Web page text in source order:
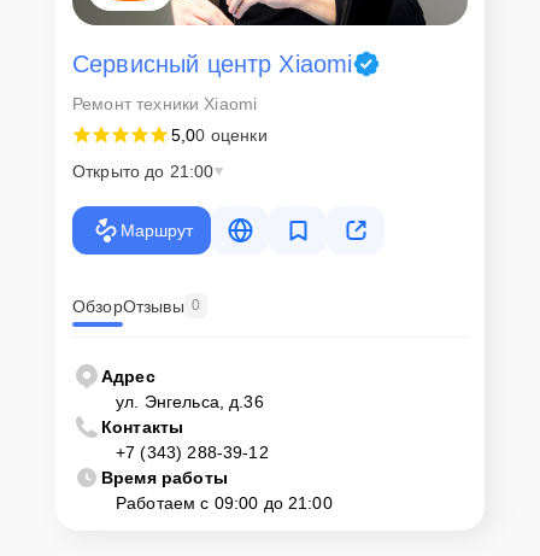
Сервисный центр Xiaomi
Ремонт техники Xiaomi
5,00 оценки
Открыто до 21:00
Маршрут
ОбзорОтзывы 0
Адрес
ул. Энгельса, д.36
Контакты
+7 (343) 288-39-12
Время работы
Работаем с 09:00 до 21:00